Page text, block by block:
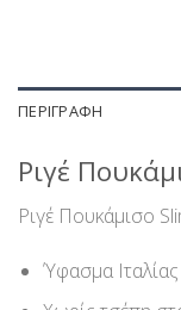
ΠΕΡΙΓΡΑΦΉ
Ριγέ
Ριγέ Πουκάμισο
Ύφασμα